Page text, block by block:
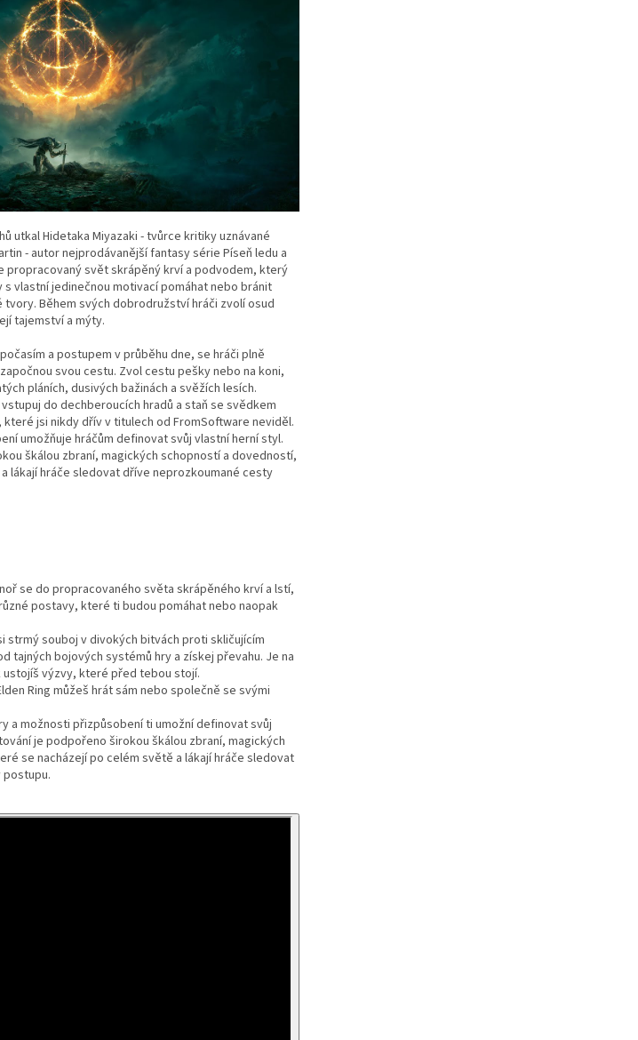
utkal Hidetaka Miyazaki - tvůrce kritiky uznávané
- autor nejprodávanější fantasy série Píseň ledu a
propracovaný svět skrápěný krví a podvodem, který
vlastní jedinečnou motivací pomáhat nebo bránit
Během svých dobrodružství hráči zvolí osud
tajemství a mýty.
a postupem v průběhu dne, se hráči plně
svou cestu. Zvol cestu pešky nebo na koni,
pláních, dusivých bažinách a svěžích lesích.
do dechberoucích hradů a staň se svědkem
jsi nikdy dřív v titulech od FromSoftware neviděl.
umožňuje hráčům definovat svůj vlastní herní styl.
škálou zbraní, magických schopností a dovedností,
lákají hráče sledovat dříve neprozkoumané cesty
se do propracovaného světa skrápěného krví a lstí,
postavy, které ti budou pomáhat nebo naopak
strmý souboj v divokých bitvách proti skličujícím
tajných bojových systémů hry a získej převahu. Je na
výzvy, které před tebou stojí.
Ring můžeš hrát sám nebo společně se svými
a možnosti přizpůsobení ti umožní definovat svůj
je podpořeno širokou škálou zbraní, magických
se nacházejí po celém světě a lákají hráče sledovat